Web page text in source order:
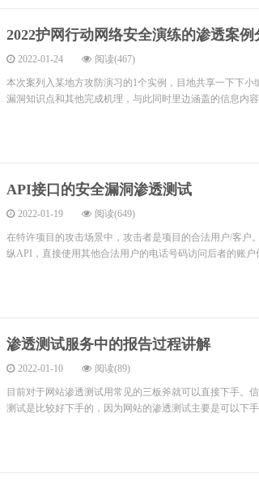
2022护网行动网络安全演练的渗透案例
2022-01-24 阅读(467)
本次案列入某地方攻防演习的1个实例，目地共享一下下
漏洞知识点和其他完成机理，与此同时里边涵盖的信息内
API接口的安全漏洞渗透测试
2022-01-19 阅读(649)
在特许项目的攻击场景中，攻击者是项目的合法用户/客户
纵API，直接使用其他合法用户的电话号码访问后者的账
渗透测试服务中的报告过程讲解
2022-01-10 阅读(89)
目前对于网站渗透测试用常见的三板斧就可以直接下手。
测试是比较好下手的，因为网站的渗透测试主要是可以下